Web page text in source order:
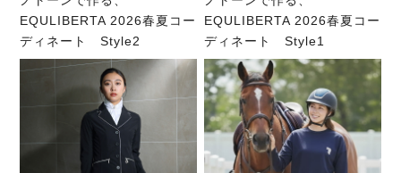
EQULIBERTA 2026春夏コー
ディネート Style2
EQULIBERTA 2026春夏コー
ディネート Style1